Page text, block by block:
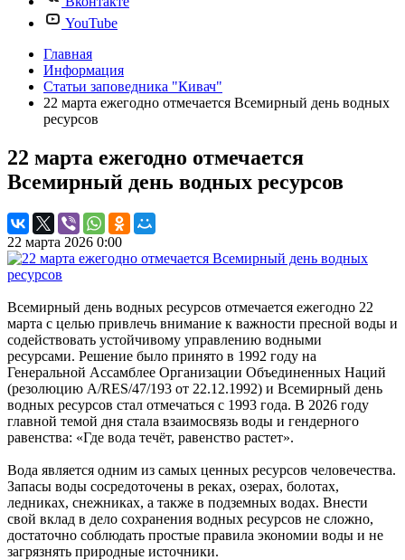
YouTube
Главная
Информация
Статьи заповедника "Кивач"
22 марта ежегодно отмечается Всемирный день водных
ресурсов
22 марта ежегодно отмечается
Всемирный день водных ресурсов
22 марта 2026 0:00
Всемирный день водных ресурсов отмечается ежегодно 22
марта с целью привлечь внимание к важности пресной воды и
содействовать устойчивому управлению водными
ресурсами. Решение было принято в 1992 году на
Генеральной Ассамблее Организации Объединенных Наций
(резолюцию A/RES/47/193 от 22.12.1992) и Всемирный день
водных ресурсов стал отмечаться с 1993 года. В 2026 году
главной темой дня стала взаимосвязь воды и гендерного
равенства: «Где вода течёт, равенство растет».
Вода является одним из самых ценных ресурсов человечества.
Запасы воды сосредоточены в реках, озерах, болотах,
ледниках, снежниках, а также в подземных водах. Внести
свой вклад в дело сохранения водных ресурсов не сложно,
достаточно соблюдать простые правила экономии воды и не
загрязнять природные источники.